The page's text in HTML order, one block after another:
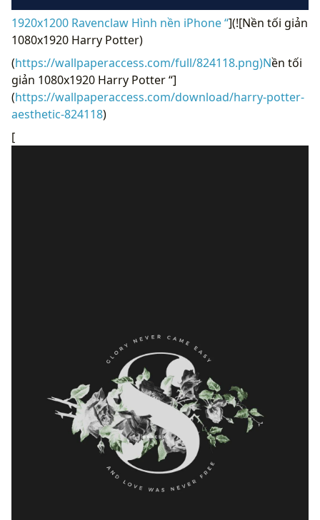
1920x1200 Ravenclaw Hình nền iPhone “](![Nền tối giản
1080x1920 Harry Potter)
(https://wallpaperaccess.com/full/824118.png)Nền tối
giản 1080x1920 Harry Potter “]
(https://wallpaperaccess.com/download/harry-potter-
aesthetic-824118)
[